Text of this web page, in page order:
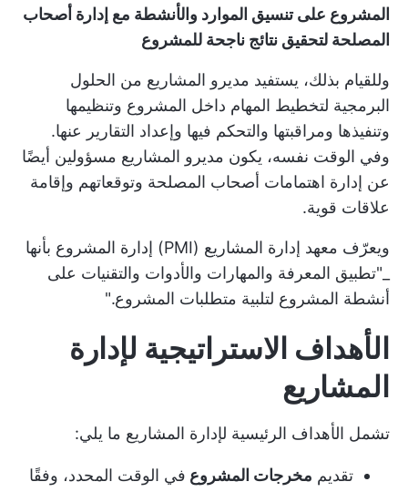
المشروع على تنسيق الموارد والأنشطة مع إدارة أصحاب
المصلحة لتحقيق نتائج ناجحة للمشروع
وللقيام بذلك، يستفيد مديرو المشاريع من الحلول
البرمجية لتخطيط المهام داخل المشروع وتنظيمها
وتنفيذها ومراقبتها والتحكم فيها وإعداد التقارير عنها.
وفي الوقت نفسه، يكون مديرو المشاريع مسؤولين أيضًا
عن إدارة اهتمامات أصحاب المصلحة وتوقعاتهم وإقامة
علاقات قوية.
ويعرّف معهد إدارة المشاريع (PMI) إدارة المشروع بأنها
_"تطبيق المعرفة والمهارات والأدوات والتقنيات على
أنشطة المشروع لتلبية متطلبات المشروع."
الأهداف الاستراتيجية لإدارة
المشاريع
تشمل الأهداف الرئيسية لإدارة المشاريع ما يلي:
تقديم مخرجات المشروع في الوقت المحدد، وفقًا